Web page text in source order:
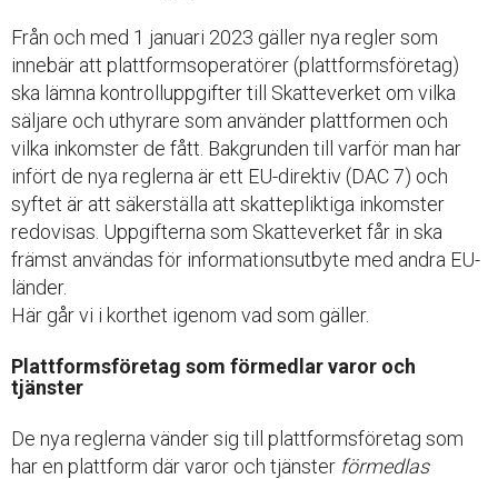
Från och med 1 januari 2023 gäller nya regler som
innebär att plattformsoperatörer (plattformsföretag)
ska lämna kontrolluppgifter till Skatteverket om vilka
säljare och uthyrare som använder plattformen och
vilka inkomster de fått. Bakgrunden till varför man har
infört de nya reglerna är ett EU-direktiv (DAC 7) och
syftet är att säkerställa att skattepliktiga inkomster
redovisas. Uppgifterna som Skatteverket får in ska
främst användas för informationsutbyte med andra EU-
länder.
Här går vi i korthet igenom vad som gäller.
Plattformsföretag som förmedlar varor och
tjänster
De nya reglerna vänder sig till plattformsföretag som
har en plattform där varor och tjänster förmedlas